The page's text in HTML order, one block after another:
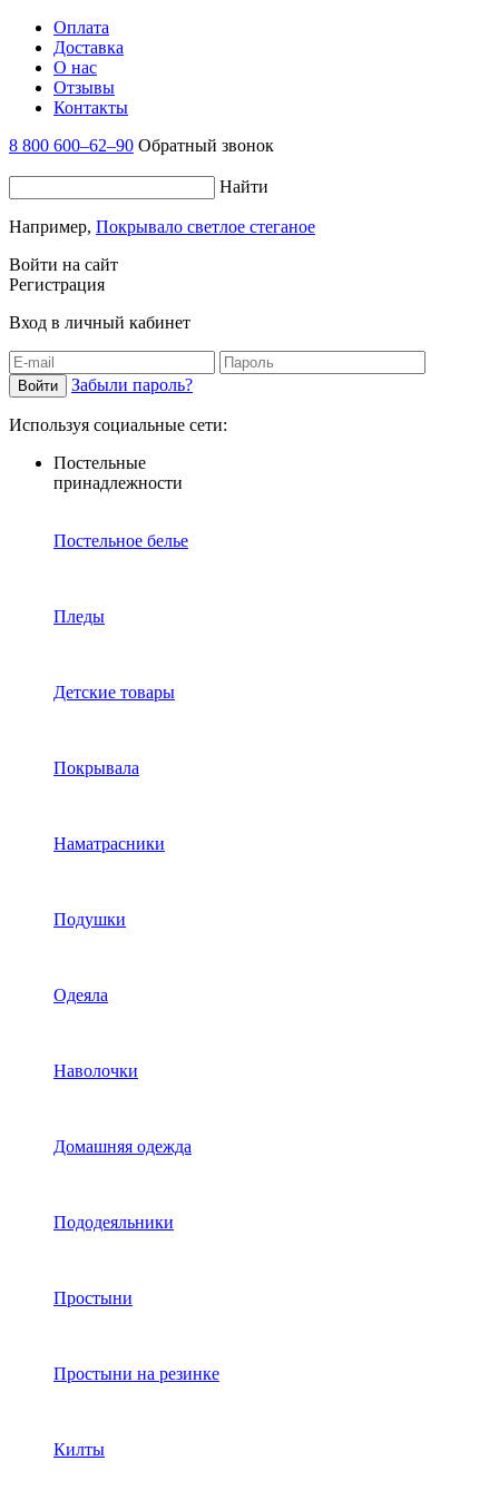
Оплата
Доставка
О нас
Отзывы
Контакты
8 800 600–62–90 Обратный звонок
Найти
Например, Покрывало светлое стеганое
Войти на сайт
Регистрация
Вход в личный кабинет
Забыли пароль?
Используя социальные сети:
Постельные
принадлежности
Постельное белье
Пледы
Детские товары
Покрывала
Наматрасники
Подушки
Одеяла
Наволочки
Домашняя одежда
Пододеяльники
Простыни
Простыни на резинке
Килты